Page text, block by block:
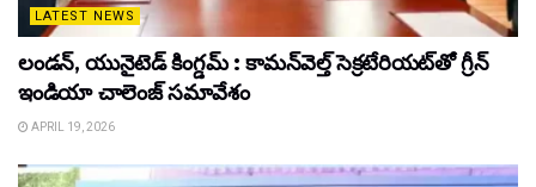
LATEST NEWS
లండన్, యునైటెడ్ కింగ్డమ్ : కామన్‌వెల్త్ సెక్రటేరియట్‌తో గ్రీన్
ఇండియా చాలెంజ్ సమావేశం
APRIL 19, 2026